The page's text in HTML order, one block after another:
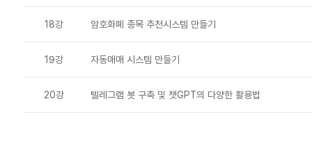
18강 암호화폐 종목 추천시스템 만들기
19강 자동매매 시스템 만들기
20강 텔레그램 봇 구축 및 챗GPT의 다양한 활용법